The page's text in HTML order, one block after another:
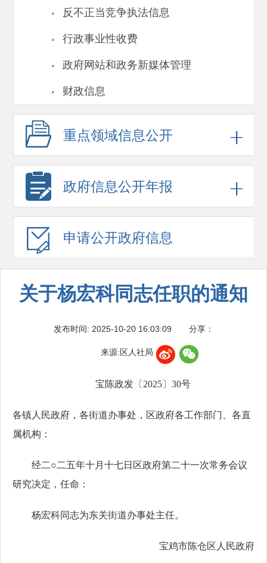
· 反不正当竞争执法信息
· 行政事业性收费
· 政府网站和政务新媒体管理
· 财政信息
重点领域信息公开
政府信息公开年报
申请公开政府信息
关于杨宏科同志任职的通知
发布时间: 2025-10-20 16:03:09 分享：
来源:区人社局
宝陈政发〔2025〕30号
各镇人民政府，各街道办事处，区政府各工作部门、各直
属机构：
经二○二五年十月十七日区政府第二十一次常务会议
研究决定，任命：
杨宏科同志为东关街道办事处主任。
宝鸡市陈仓区人民政府